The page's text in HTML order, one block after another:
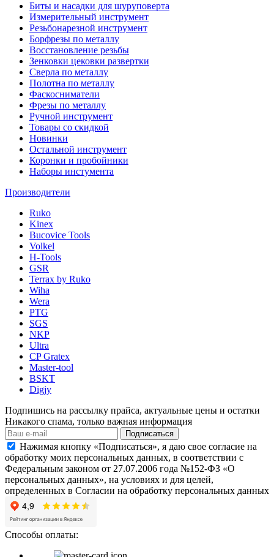
Биты и насадки для шуруповерта
Измерительный инструмент
Резьбонарезной инструмент
Борфрезы по металлу
Восстановление резьбы
Зенковки цековки развертки
Сверла по металлу
Полотна по металлу
Фаскосниматели
Фрезы по металлу
Ручной инструмент
Товары со скидкой
Новинки
Остальной инструмент
Коронки и пробойники
Наборы инстумента
Производители
Ruko
Kinex
Bucovice Tools
Volkel
H-Tools
GSR
Terrax by Ruko
Wiha
Wera
PTG
SGS
NKP
Ultra
CP Gratex
Master-tool
BSKT
Digjy
Подпишись на рассылку прайса, актуальные цены и остатки
Никакого спама, только важная информация
Подписаться
Нажимая кнопку «Подписаться», я даю свое согласие на
обработку моих персональных данных, в соответствии с
Федеральным законом от 27.07.2006 года №152-ФЗ «О
персональных данных», на условиях и для целей,
определенных в Согласии на обработку персональных данных
Способы оплаты: